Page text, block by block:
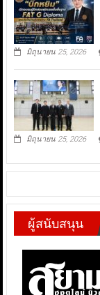
มิถุนายน 25, 2026
มิถุนายน 25, 2026
ผู้สนับสนุน